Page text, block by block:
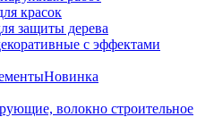
красок
защиты дерева
с эффектами
Новинка
волокно строительное